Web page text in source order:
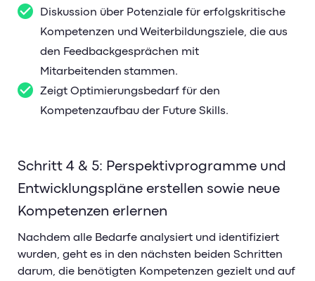
Diskussion über Potenziale für erfolgskritische
Kompetenzen und Weiterbildungsziele, die aus
den Feedbackgesprächen mit
Mitarbeitenden stammen.
Zeigt Optimierungsbedarf für den
Kompetenzaufbau der Future Skills.
Schritt 4 & 5: Perspektivprogramme und
Entwicklungspläne erstellen sowie neue
Kompetenzen erlernen
Nachdem alle Bedarfe analysiert und identifiziert
wurden, geht es in den nächsten beiden Schritten
darum, die benötigten Kompetenzen gezielt und auf